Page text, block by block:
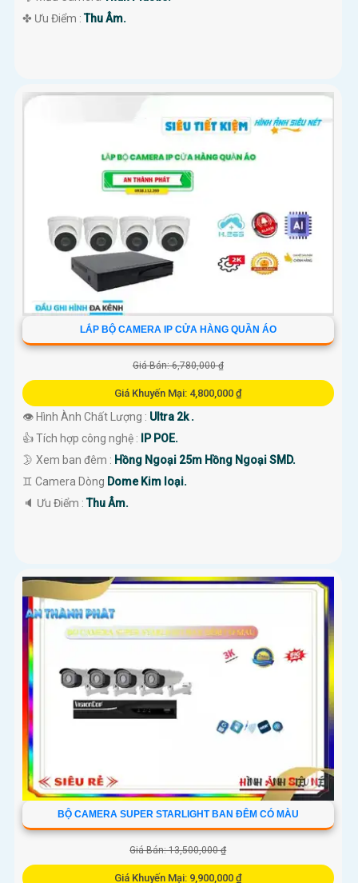
️✤ Ưu Điểm :Thu Âm.
LẮP BỘ CAMERA IP CỬA HÀNG QUẦN ÁO
Giá Bán: 6,780,000 ₫
Giá Khuyến Mại: 4,800,000 ₫
👁 Hình Ành Chất Lượng : Ultra 2k .
👍 Tích hợp công nghệ :
IP POE.
🌛 Xem ban đêm : Hồng Ngoại 25m Hồng Ngoại SMD.
♊ Camera Dòng Dome Kim loại.
️🔈 Ưu Điểm :Thu Âm.
BỘ CAMERA SUPER STARLIGHT BAN ĐÊM CÓ MÀU
Giá Bán: 13,500,000 ₫
Giá Khuyến Mại: 9,900,000 ₫